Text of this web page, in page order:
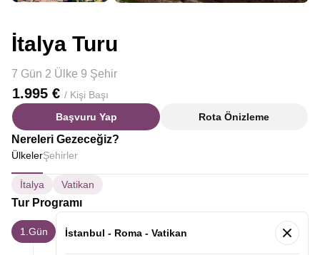
İtalya Turu
7 Gün 2 Ülke 9 Şehir
1.995 € / Kişi Başı
Başvuru Yap
Rota Önizleme
Nereleri Gezeceğiz?
ÜlkelerŞehirler
İtalya Vatikan
Tur Programı
1.Gün İstanbul - Roma - Vatikan